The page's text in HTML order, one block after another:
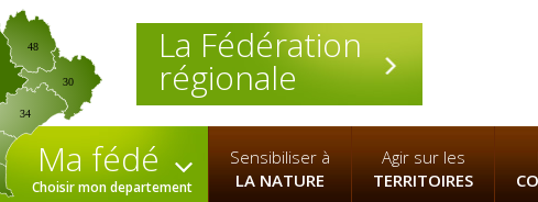
La Fédération
régionale
30
34
48
Ma fédé
Choisir mon departement
Sensibiliser à
LA NATURE
Agir sur les
TERRITOIRES